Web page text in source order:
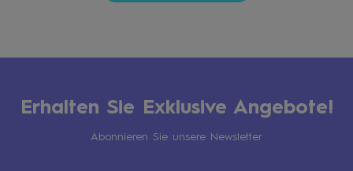
Erhalten Sie Exklusive Angebote!
Abonnieren Sie unsere Newsletter